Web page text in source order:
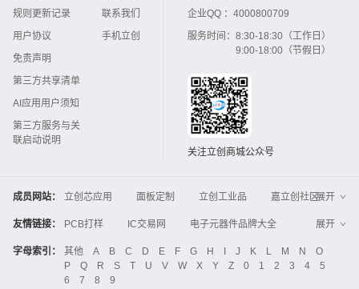
规则更新记录
用户协议
免责声明
第三方共享清单
AI应用用户须知
第三方服务与关
联启动说明
联系我们
手机立创
企业QQ ： 4000800709
服务时间： 8:30-18:30（工作日）
9:00-18:00（节假日）
关注立创商城公众号
成员网站： 立创芯应用 面板定制 立创工业品
嘉立创社区
3D打印
嘉立创FPC 嘉立创PCB
嘉立创FA
Global Website LCSC
ZXHPCB
展开
友情链接： PCB打样 IC交易网
电子元器件品牌大全
中国IC网
智能电网 机电设备
电子工程网
晶振
电子技术应用 21icsearch
电子展
展开
字母索引： 其他 A B C D E F G H I J K L M N
O
P
Q R S T U V W X Y Z 0 1 2 3 4
5
6
7 8 9